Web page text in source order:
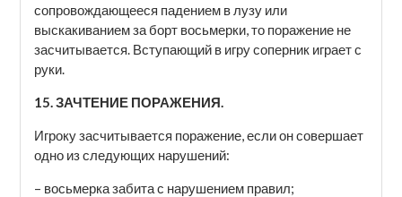
сопровождающееся падением в лузу или
выскакиванием за борт восьмерки, то поражение не
засчитывается. Вступающий в игру соперник играет с
руки.
15. ЗАЧТЕНИЕ ПОРАЖЕНИЯ.
Игроку засчитывается поражение, если он совершает
одно из следующих нарушений:
– восьмерка забита с нарушением правил;